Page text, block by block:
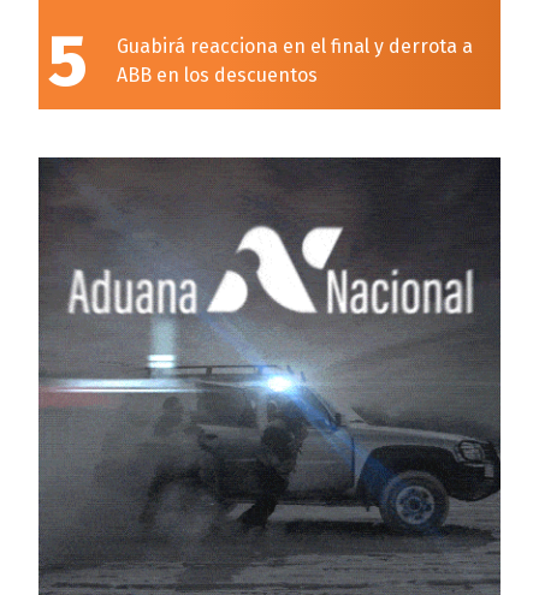
5
Guabirá reacciona en el final y derrota a
ABB en los descuentos